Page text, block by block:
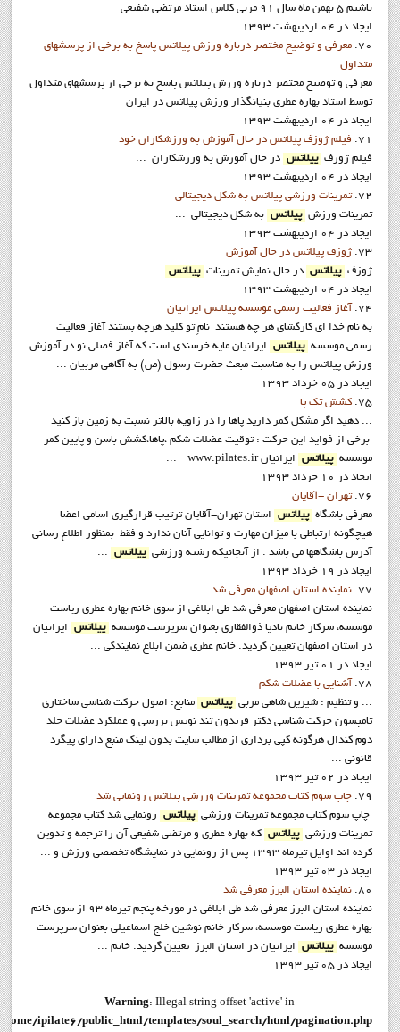
باشيم 5 بهمن ماه سال 91 مربي کلاس استاد مرتضي شفيعي
ایجاد در 04 ارديبهشت 1393
70.
معرفی و توضیح مختصر درباره ورزش پیلاتس پاسخ به برخی از پرسشهای
متداول
معرفی و توضیح مختصر درباره ورزش پیلاتس پاسخ به برخی از پرسشهای متداول
توسط استاد بهاره عطری بنیانگذار ورزش پیلاتس در ایران
ایجاد در 04 ارديبهشت 1393
71.
فيلم ژوزف پيلاتس در حال آموزش به ورزشکاران خود
فيلم ژوزف
پيلاتس در حال آموزش به ورزشکاران ...
ایجاد در 04 ارديبهشت 1393
72.
تمرينات ورزشي پيلاتس به شکل ديجيتالي
تمرينات ورزش
پيلاتس به شکل ديجيتالي ...
ایجاد در 04 ارديبهشت 1393
73.
ژوزف پيلاتس در حال آموزش
ژوزف
پيلاتس در حال نمايش تمرينات پيلاتس
...
ایجاد در 04 ارديبهشت 1393
74.
آغاز فعاليت رسمي موسسه پيلاتس ايرانيان
به نام خدا ای کارگشای هر چه هستند نامِ تو کلید هرچه بستند آغاز فعاليت
رسمي موسسه
پيلاتس
ايرانيان مایه خرسندی است که آغاز فصلی نو در آموزش
ورزش پیلاتس را به مناسبت مبعث حضرت رسول (ص) به آگاهی مربیان ...
ایجاد در 05 خرداد 1393
75.
کشش تک پا
... دهيد اگر مشکل کمر داريد پاها را در زاويه بالاتر نسبت به زمين باز کنيد
برخي از فواید این حرکت : توقيت عضلات شکم ،پاها،کشش باسن و پايين کمر
موسسه
پيلاتس
ايرانيان www.pilates.ir ...
ایجاد در 10 خرداد 1393
76.
تهران -آقايان
معرفي باشگاه
پيلاتس
استان تهران-آقايان ترتیب قرارگیری اسامی اعضا
هیچگونه ارتباطی با میزان مهارت و توانایی آنان ندارد و فقط بمنظور اطلاع رسانی
آدرس باشگاهها می باشد . از آنجائيکه رشته ورزشي
پيلاتس
...
ایجاد در 19 خرداد 1393
77.
نماينده استان اصفهان معرفي شد
نماينده استان اصفهان معرفي شد طي ابلاغي از سوي خانم بهاره عطري رياست
موسسه، سرکار خانم ناديا ذوالفقاري بعنوان سرپرست موسسه
پيلاتس
ايرانيان
در استان اصفهان تعيين گرديد. خانم عطری ضمن ابلاع نمایندگی ...
ایجاد در 01 تیر 1393
78.
آشنايي با عضلات شکم
... و تنظیم : شیرین شاهی مربي
پيلاتس منابع: اصول حرکت شناسی ساختاری
تامپسون حرکت شناسی دکتر فریدون تند نویس بررسی و عملکرد عضلات جلد
دوم کندال هرگونه کپي برداري از مطالب سايت بدون لينک منبع داراي پيگرد
قانوني ...
ایجاد در 02 تیر 1393
79.
چاپ سوم کتاب مجموعه تمرينات ورزشي پيلاتس رونمايي شد
چاپ سوم کتاب مجموعه تمرينات ورزشي
پيلاتس
رونمايي شد کتاب مجموعه
تمرينات ورزشي
پيلاتس که بهاره عطري و مرتضي شفيعي آن را ترجمه و تدوين
کرده اند اوايل تيرماه 1393 پس از رونمايي در نمايشگاه تخصصي ورزش و ...
ایجاد در 03 تیر 1393
80.
نماينده استان البرز معرفي شد
نماينده استان البرز معرفي شد طي ابلاغي در مورخه پنجم تيرماه 93 از سوي خانم
بهاره عطري رياست موسسه، سرکار خانم نوشين خلج اسماعيلي بعنوان سرپرست
موسسه
پيلاتس
ايرانيان در استان البرز تعيين گرديد. خانم ...
ایجاد در 05 تیر 1393
Warning: Illegal string offset 'active' in
home/ipilate6/public_html/templates/soul_search/html/pagination.php